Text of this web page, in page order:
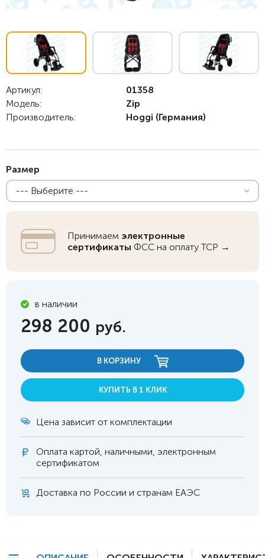
Артикул:
01358
Модель:
Zip
Производитель:
Hoggi (Германия)
Размер
--- Выберите ---
Принимаем электронные
сертификаты ФСС на оплату ТСР →
в наличии
298 200 руб.
В КОРЗИНУ
КУПИТЬ В 1 КЛИК
Цена зависит от комплектации
Оплата картой, наличными, электронным
сертификатом
Доставка по России и странам ЕАЭС